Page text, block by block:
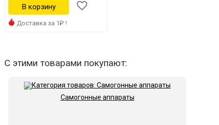
Доставка за 1₽ !
С этими товарами покупают:
Самогонные аппараты